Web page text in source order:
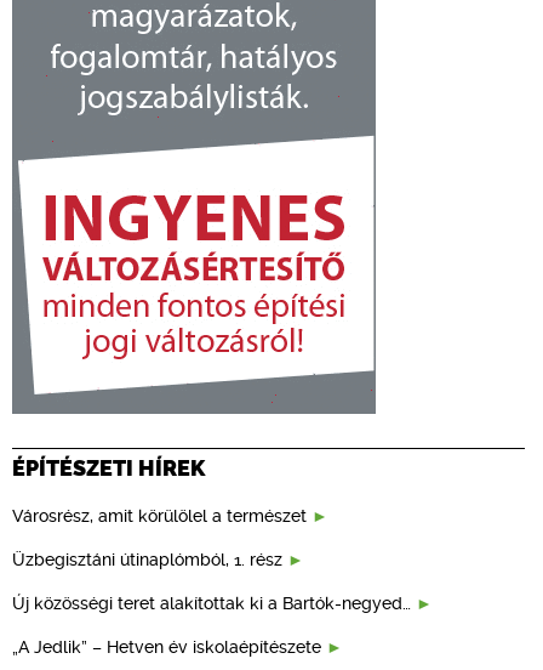
ÉPÍTÉSZETI HÍREK
Városrész, amit körülölel a természet
Üzbegisztáni útinaplómból, 1. rész
Új közösségi teret alakítottak ki a Bartók-negyed…
„A Jedlik” – Hetven év iskolaépítészete